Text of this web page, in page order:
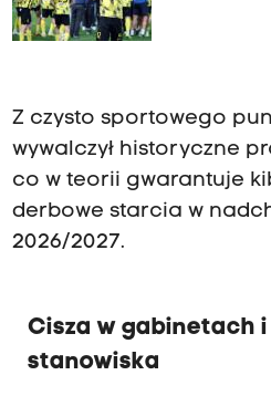
Z czysto sportowego
wywalczył historyczne
co w teorii gwarantuje
derbowe starcia w
2026/2027.
Cisza w gabinetach
stanowiska